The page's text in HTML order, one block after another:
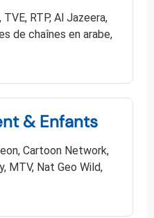
TVE, RTP, Al Jazeera,
de chaînes en arabe,
& Enfants
Cartoon Network,
MTV, Nat Geo Wild,